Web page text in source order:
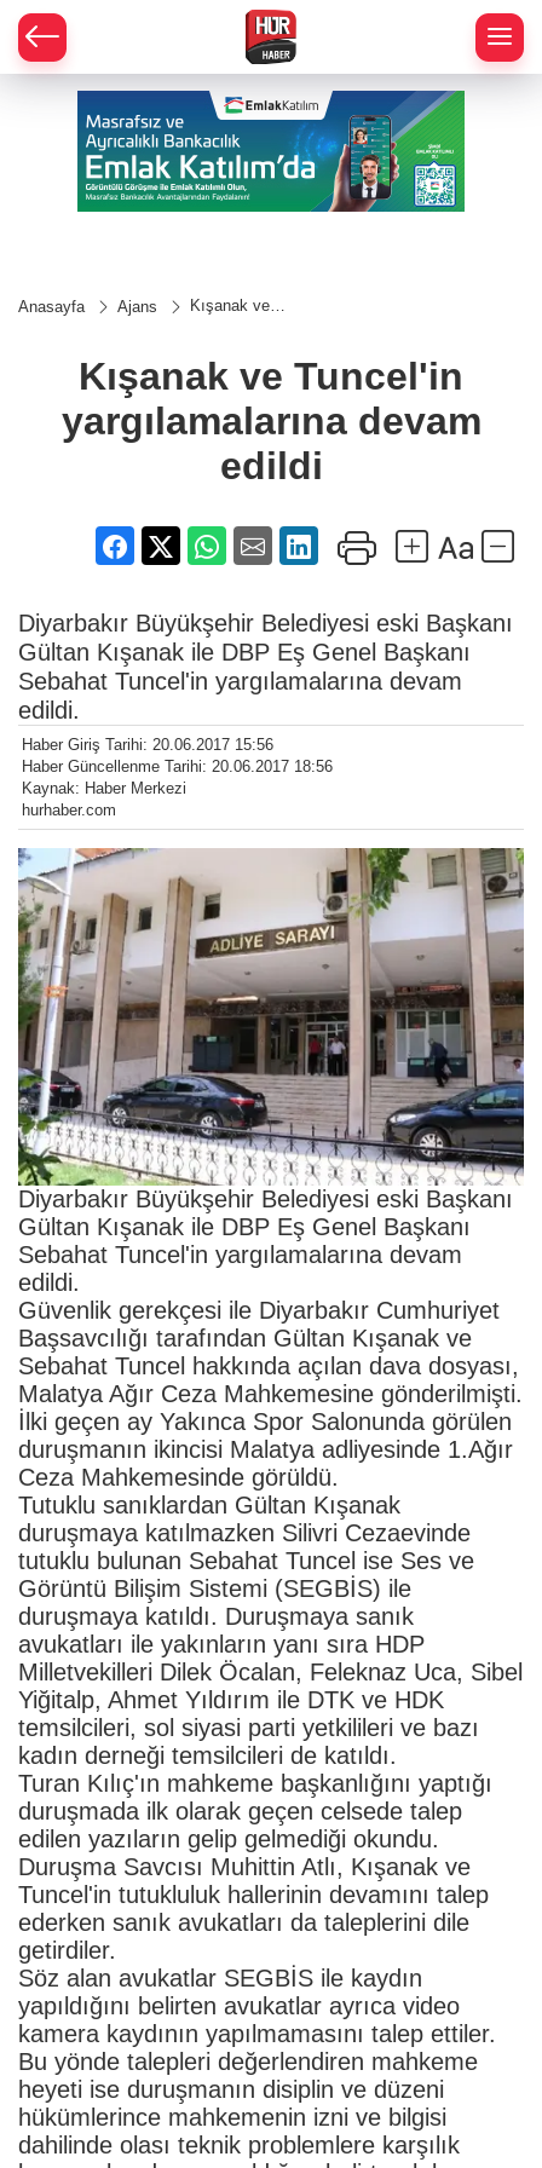
Anasayfa Ajans
Kışanak ve
devam edildi
Kışanak ve Tuncel'in
yargılamalarına devam
edildi
Diyarbakır Büyükşehir Belediyesi eski Başkanı
Gültan Kışanak ile DBP Eş Genel Başkanı
Sebahat Tuncel'in yargılamalarına devam
edildi.
Haber Giriş Tarihi: 20.06.2017 15:56
Haber Güncellenme Tarihi: 20.06.2017 18:56
Kaynak: Haber Merkezi
hurhaber.com
Diyarbakır Büyükşehir Belediyesi eski Başkanı
Gültan Kışanak ile DBP Eş Genel Başkanı
Sebahat Tuncel'in yargılamalarına devam
edildi.
Güvenlik gerekçesi ile Diyarbakır Cumhuriyet
Başsavcılığı tarafından Gültan Kışanak ve
Sebahat Tuncel hakkında açılan dava dosyası,
Malatya Ağır Ceza Mahkemesine gönderilmişti.
İlki geçen ay Yakınca Spor Salonunda görülen
duruşmanın ikincisi Malatya adliyesinde 1.Ağır
Ceza Mahkemesinde görüldü.
Tutuklu sanıklardan Gültan Kışanak
duruşmaya katılmazken Silivri Cezaevinde
tutuklu bulunan Sebahat Tuncel ise Ses ve
Görüntü Bilişim Sistemi (SEGBİS) ile
duruşmaya katıldı. Duruşmaya sanık
avukatları ile yakınların yanı sıra HDP
Milletvekilleri Dilek Öcalan, Feleknaz Uca, Sibel
Yiğitalp, Ahmet Yıldırım ile DTK ve HDK
temsilcileri, sol siyasi parti yetkilileri ve bazı
kadın derneği temsilcileri de katıldı.
Turan Kılıç'ın mahkeme başkanlığını yaptığı
duruşmada ilk olarak geçen celsede talep
edilen yazıların gelip gelmediği okundu.
Duruşma Savcısı Muhittin Atlı, Kışanak ve
Tuncel'in tutukluluk hallerinin devamını talep
ederken sanık avukatları da taleplerini dile
getirdiler.
Söz alan avukatlar SEGBİS ile kaydın
yapıldığını belirten avukatlar ayrıca video
kamera kaydının yapılmamasını talep ettiler.
Bu yönde talepleri değerlendiren mahkeme
heyeti ise duruşmanın disiplin ve düzeni
hükümlerince mahkemenin izni ve bilgisi
dahilinde olası teknik problemlere karşılık